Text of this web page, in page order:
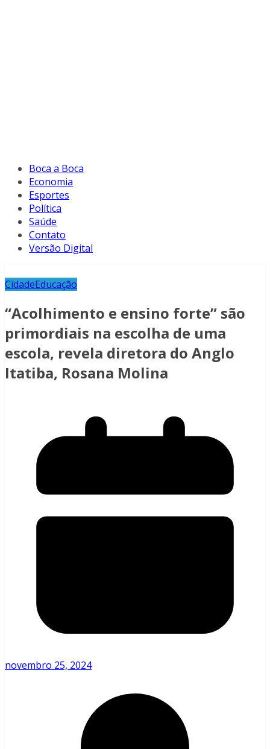
Boca a Boca
Economia
Esportes
Política
Saúde
Contato
Versão Digital
CidadeEducação
“Acolhimento e ensino forte” são
primordiais na escolha de uma
escola, revela diretora do Anglo
Itatiba, Rosana Molina
novembro 25, 2024